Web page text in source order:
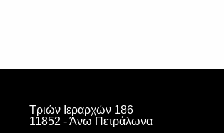
Τριών Ιεραρχών 186
11852 - Άνω Πετράλωνα